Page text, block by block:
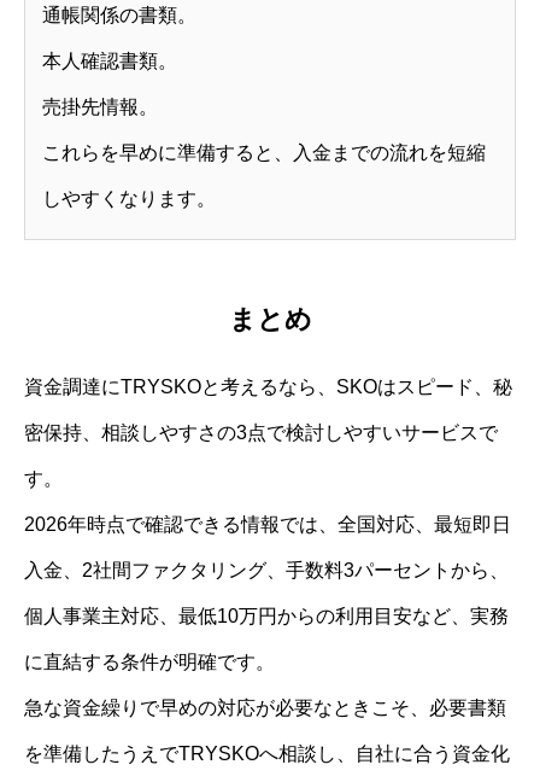
通帳関係の書類。
本人確認書類。
売掛先情報。
これらを早めに準備すると、入金までの流れを短縮
しやすくなります。
まとめ
資金調達にTRYSKOと考えるなら、SKOはスピード、秘
密保持、相談しやすさの3点で検討しやすいサービスで
す。
2026年時点で確認できる情報では、全国対応、最短即日
入金、2社間ファクタリング、手数料3パーセントから、
個人事業主対応、最低10万円からの利用目安など、実務
に直結する条件が明確です。
急な資金繰りで早めの対応が必要なときこそ、必要書類
を準備したうえでTRYSKOへ相談し、自社に合う資金化